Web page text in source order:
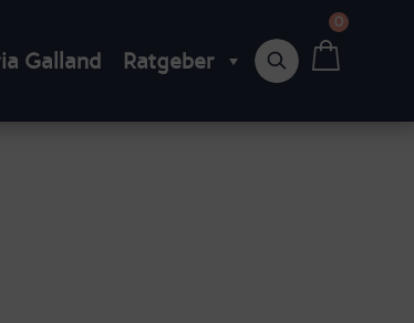
Galland Ratgeber Suchbegriff
0